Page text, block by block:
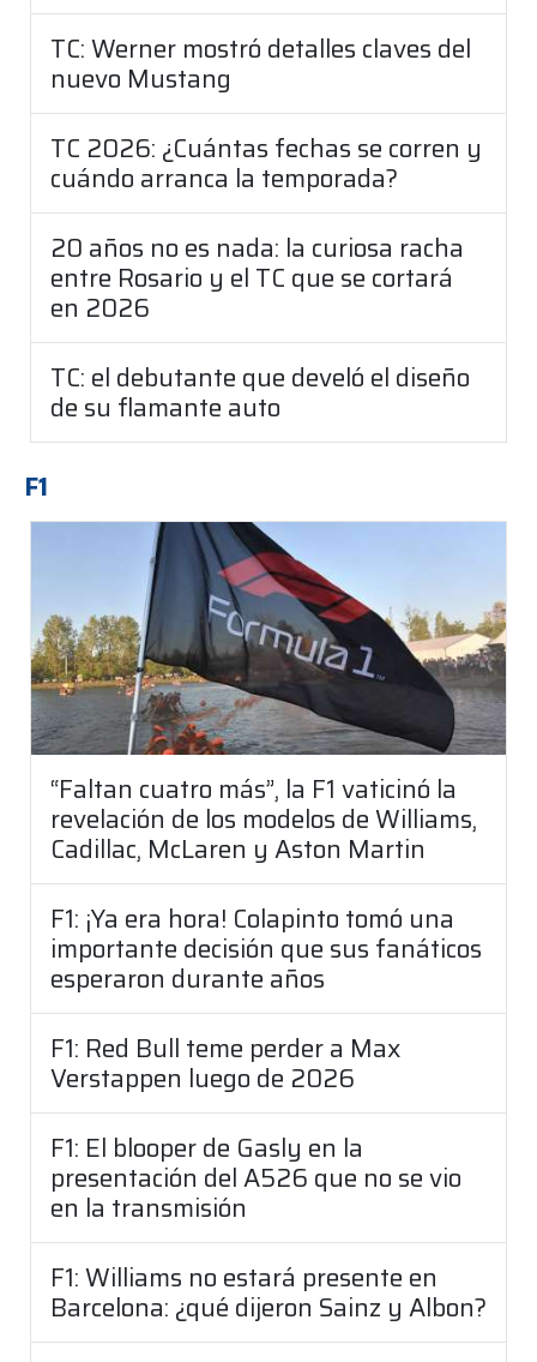
TC: Werner mostró detalles claves del
nuevo Mustang
TC 2026: ¿Cuántas fechas se corren y
cuándo arranca la temporada?
20 años no es nada: la curiosa racha
entre Rosario y el TC que se cortará
en 2026
TC: el debutante que develó el diseño
de su flamante auto
F1
“Faltan cuatro más”, la F1 vaticinó la
revelación de los modelos de Williams,
Cadillac, McLaren y Aston Martin
F1: ¡Ya era hora! Colapinto tomó una
importante decisión que sus fanáticos
esperaron durante años
F1: Red Bull teme perder a Max
Verstappen luego de 2026
F1: El blooper de Gasly en la
presentación del A526 que no se vio
en la transmisión
F1: Williams no estará presente en
Barcelona: ¿qué dijeron Sainz y Albon?